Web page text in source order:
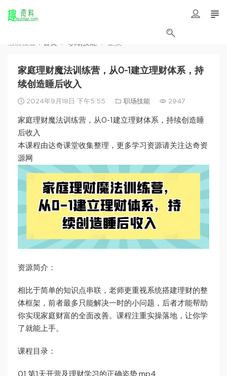
当前位置： 首页 职场技能 正文
家庭理财魔法训练营，从0-1建立理财体系，持
续创造睡后收入
2024年9月18日 下午5:55 职场技能 2947
家庭理财魔法训练营，从0-1建立理财体系，持续创造睡
后收入
本课程由达奇课堂收集整理，更多学习资源请关注达奇资
源网
资源简介：
相比于简单的知识点串联，老师更重视系统搭建理财的整
体框架，前者最多只能解决一时的小问题，后者才能帮助
你实现家庭财富的全面改善。课程注重实操落地，让你学
了就能上手。
课程目录：
01.第1天开营及理财学习的正确姿势.mp4